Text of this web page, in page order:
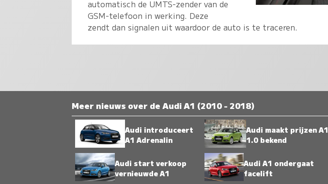
automatisch de UMTS-zender van de
GSM-telefoon in werking. Deze
zendt dan signalen uit waardoor de auto is te traceren.
Meer nieuws over de Audi A1 (2010 - 2018)
Audi introduceert
A1 Adrenalin
Audi maakt prijzen A1
1.0 bekend
Audi start verkoop
vernieuwde A1
Audi A1 ondergaat
facelift